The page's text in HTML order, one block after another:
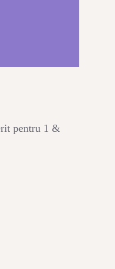
pentru 1 &